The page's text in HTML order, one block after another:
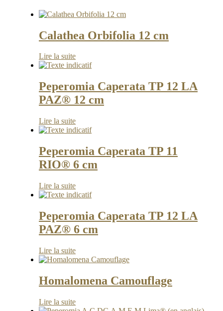
Calathea Orbifolia 12 cm
Lire la suite
Peperomia Caperata TP 12 LA
PAZ® 12 cm
Lire la suite
Peperomia Caperata TP 11
RIO® 6 cm
Lire la suite
Peperomia Caperata TP 12 LA
PAZ® 6 cm
Lire la suite
Homalomena Camouflage
Lire la suite